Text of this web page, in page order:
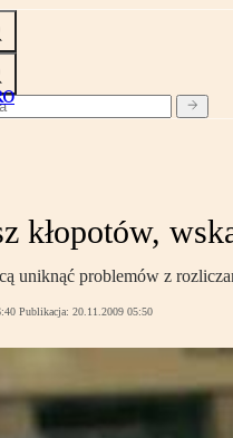
kłopotów,
uniknąć problemów z
Publikacja: 20.11.2009 05:50